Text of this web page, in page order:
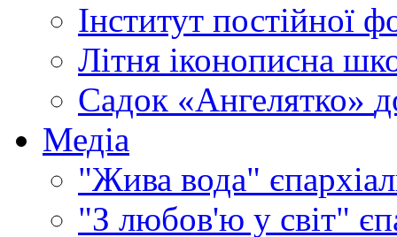
Інститут постійної
Літня іконописна
Садок «Ангелятко»
Медіа
"Жива вода"
"З любов'ю у світ"